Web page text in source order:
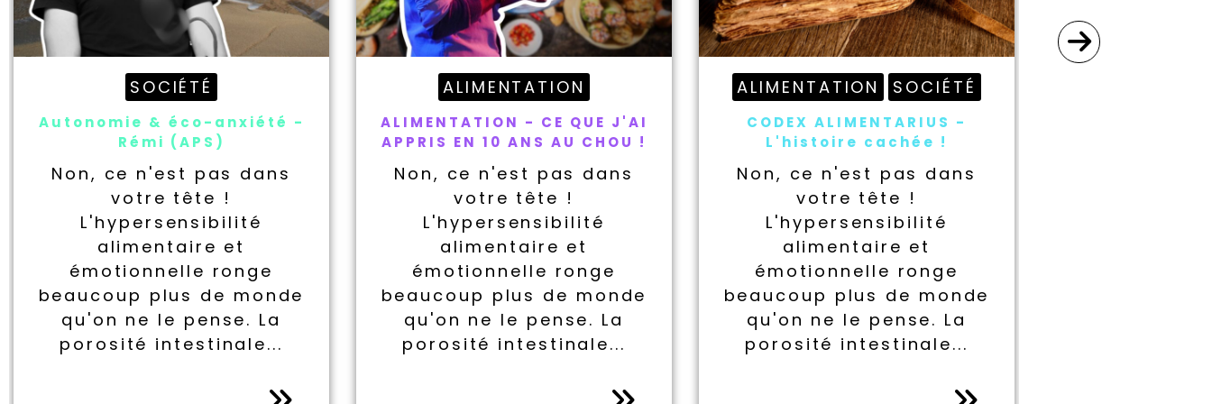
SOCIÉTÉ
Autonomie & éco-anxiété -
Rémi (APS)
Non, ce n'est pas dans
votre tête !
L'hypersensibilité
alimentaire et
émotionnelle ronge
beaucoup plus de monde
qu'on ne le pense. La
porosité intestinale...
ALIMENTATION
ALIMENTATION - CE QUE J'AI
APPRIS EN 10 ANS AU CHOU !
Non, ce n'est pas dans
votre tête !
L'hypersensibilité
alimentaire et
émotionnelle ronge
beaucoup plus de monde
qu'on ne le pense. La
porosité intestinale...
ALIMENTATION SOCIÉTÉ
CODEX ALIMENTARIUS -
L'histoire cachée !
Non, ce n'est pas dans
votre tête !
L'hypersensibilité
alimentaire et
émotionnelle ronge
beaucoup plus de monde
qu'on ne le pense. La
porosité intestinale...